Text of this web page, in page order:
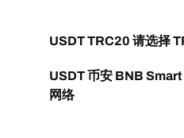
USDT TRC20 请选择
USDT 币安 BNB
网络